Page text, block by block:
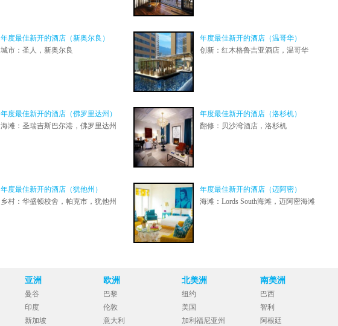
年度最佳新开的酒店（新奥尔良）
城市：圣人，新奥尔良
年度最佳新开的酒店（温哥华）
创新：红木格鲁吉亚酒店，温哥华
年度最佳新开的酒店（佛罗里达州）
海滩：圣瑞吉斯巴尔港，佛罗里达州
年度最佳新开的酒店（洛杉机）
翻修：贝沙湾酒店，洛杉机
年度最佳新开的酒店（犹他州）
乡村：华盛顿校舍，帕克市，犹他州
年度最佳新开的酒店（迈阿密）
海滩：Lords South海滩，迈阿密海滩
亚洲
曼谷
印度
新加坡
欧洲
巴黎
伦敦
意大利
北美洲
纽约
美国
加利福尼亚州
南美洲
巴西
智利
阿根廷